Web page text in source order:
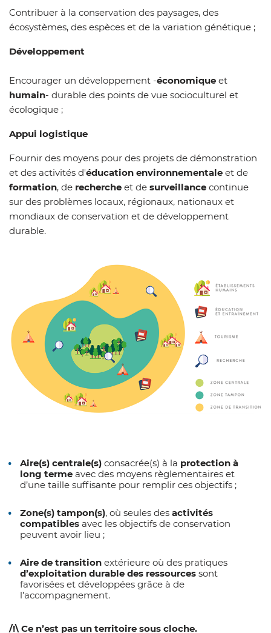
Contribuer à la conservation des paysages, des
écosystèmes, des espèces et de la variation génétique ;
Développement
Encourager un développement -économique et
humain- durable des points de vue socioculturel et
écologique ;
Appui logistique
Fournir des moyens pour des projets de démonstration
et des activités d'éducation environnementale et de
formation, de recherche et de surveillance continue
sur des problèmes locaux, régionaux, nationaux et
mondiaux de conservation et de développement
durable.
Aire(s) centrale(s) consacrée(s) à la protection à
long terme avec des moyens règlementaires et
d’une taille suffisante pour remplir ces objectifs ;
Zone(s) tampon(s), où seules des activités
compatibles avec les objectifs de conservation
peuvent avoir lieu ;
Aire de transition extérieure où des pratiques
d’exploitation durable des ressources sont
favorisées et développées grâce à de
l’accompagnement.
/!\ Ce n’est pas un territoire sous cloche.